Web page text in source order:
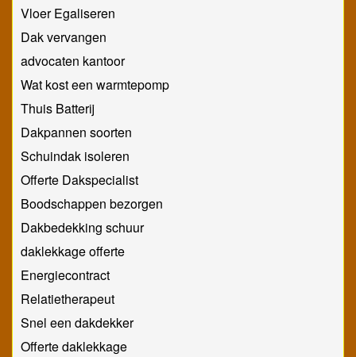
Vloer Egaliseren
Dak vervangen
advocaten kantoor
Wat kost een warmtepomp
Thuis Batterij
Dakpannen soorten
Schuindak isoleren
Offerte Dakspecialist
Boodschappen bezorgen
Dakbedekking schuur
daklekkage offerte
Energiecontract
Relatietherapeut
Snel een dakdekker
Offerte daklekkage